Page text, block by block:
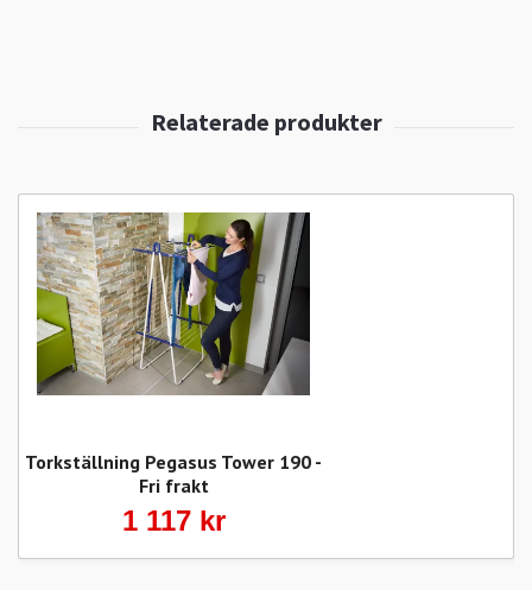
Torkställning Pegasus Tower 190 -
Fri frakt
1 117 kr